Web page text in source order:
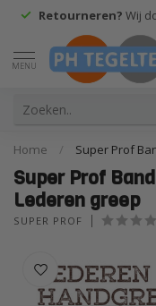
Retourneren? Wij
MENU
Home / Super Prof
Super Prof
Lederen greep
SUPER PROF